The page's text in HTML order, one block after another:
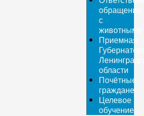
обращение
с
животными
Приемная
области
Почётные
граждане
Целевое
обучение